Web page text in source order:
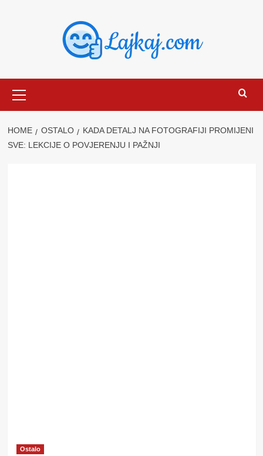
Menu
HOME OSTALO
KADA DETALJ NA FOTOGRAFIJI PROMIJENI
SVE: LEKCIJE O POVJERENJU I PAŽNJI
Ostalo